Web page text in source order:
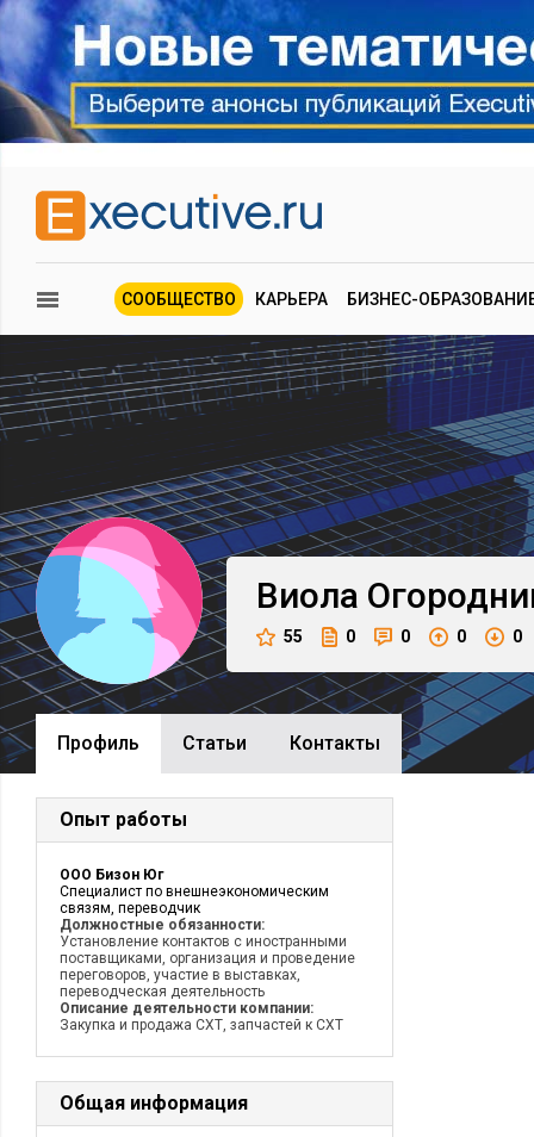
СООБЩЕСТВО КАРЬЕРА БИЗНЕС-
Виола
55 0 0 0 0
Профиль Cтатьи Контакты
Опыт работы
ООО Бизон Юг
Специалист по внешнеэкономическим
связям, переводчик
Должностные обязанности:
Установление контактов с иностранными
поставщиками, организация и проведение
переговоров, участие в выставках,
переводческая деятельность
Описание деятельности компании:
Закупка и продажа СХТ, запчастей к СХТ
Общая информация